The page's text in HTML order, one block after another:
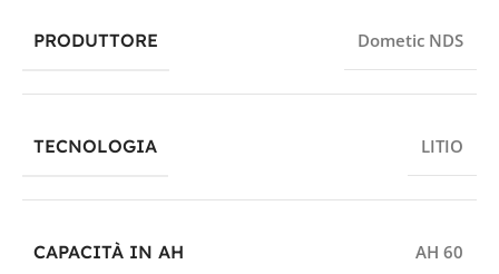
PRODUTTORE Dometic NDS
TECNOLOGIA LITIO
CAPACITÀ IN AH AH 60